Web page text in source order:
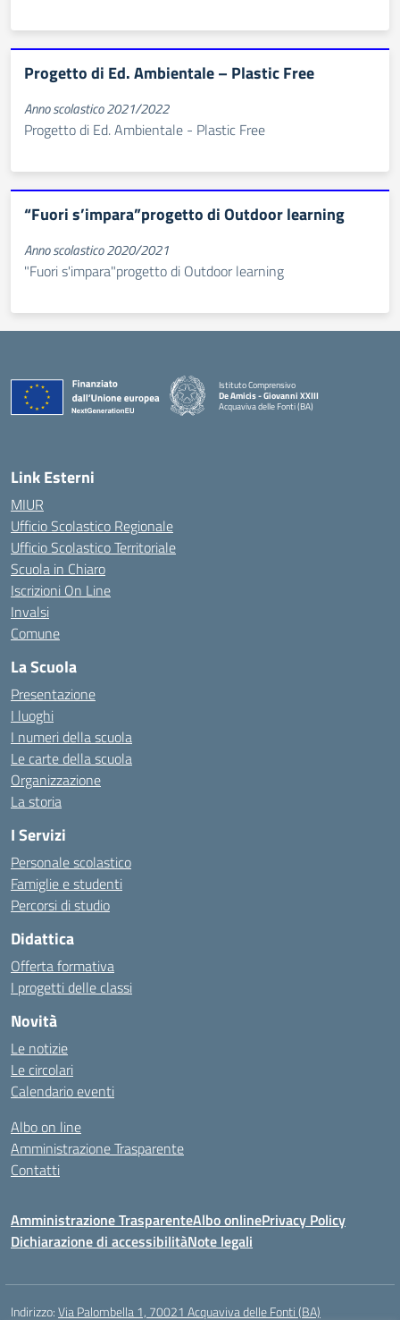
Progetto di Ed. Ambientale – Plastic Free
Anno scolastico 2021/2022
Progetto di Ed. Ambientale - Plastic Free
“Fuori s’impara”progetto di Outdoor learning
Anno scolastico 2020/2021
"Fuori s'impara"progetto di Outdoor learning
Istituto Comprensivo
De Amicis - Giovanni XXIII
Acquaviva delle Fonti (BA)
— Visita la pagina iniziale della scuola
Link Esterni
MIUR
Ufficio Scolastico Regionale
Ufficio Scolastico Territoriale
Scuola in Chiaro
Iscrizioni On Line
Invalsi
Comune
La Scuola
Presentazione
I luoghi
I numeri della scuola
Le carte della scuola
Organizzazione
La storia
I Servizi
Personale scolastico
Famiglie e studenti
Percorsi di studio
Didattica
Offerta formativa
I progetti delle classi
Novità
Le notizie
Le circolari
Calendario eventi
Albo on line
Amministrazione Trasparente
Contatti
Amministrazione TrasparenteAlbo onlinePrivacy Policy
Dichiarazione di accessibilitàNote legali
Indirizzo:Via Palombella 1, 70021 Acquaviva delle Fonti (BA)